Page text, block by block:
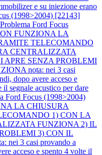
e su iniezione erano
(1998>2004) [22143]
Problema Ford Focus
FUNZIONA LA
TELECOMANDO
CENTRALIZZATA
SENZA PROBLEMI
nota: nei 3 casi
dopo avere acceso e
segnale acustico per dare
Ford Focus (1998>2004)
LA CHIUSURA
1) CON LA
FUNZIONA 2) IL
3) CON IL
nei 3 casi provando a
acceso e spento 4 volte il